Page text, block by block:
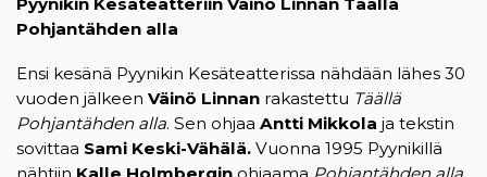
Pohjantähden alla
Ensi kesänä Pyynikin Kesäteatterissa nähdään lähes 30
vuoden jälkeen Väinö Linnan rakastettu Täällä
Pohjantähden alla. Sen ohjaa Antti Mikkola ja tekstin
sovittaa Sami Keski-Vähälä. Vuonna 1995 Pyynikillä